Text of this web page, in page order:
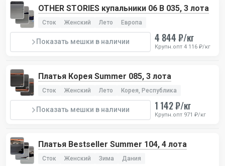
OTHER STORIES купальники 06 B 035, 3 лота
Сток Женский Лето Европа
Показать мешки в наличии 4 844 ₽/кг
Крупн.опт 4 116 ₽/кг
Платья Корея Summer 085, 3 лота
Сток Женский Лето Корея, Республика
Показать мешки в наличии 1 142 ₽/кг
Крупн.опт 971 ₽/кг
Платья Bestseller Summer 104, 4 лота
Сток Женский Зима Дания